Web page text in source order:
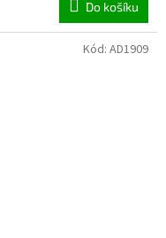
Do košíku
Kód: AD1909